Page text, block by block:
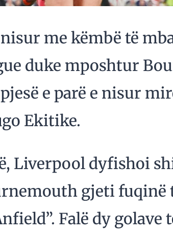
me këmbë të
duke mposhtur
e parë e nisur
Ekitike.
Liverpool dyfishoi
gjeti fuqinë
Falë dy golave